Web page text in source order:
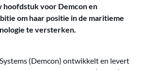
hoofdstuk voor Demcon en
om haar positie in de maritieme
te versterken.
(Demcon) ontwikkelt en levert